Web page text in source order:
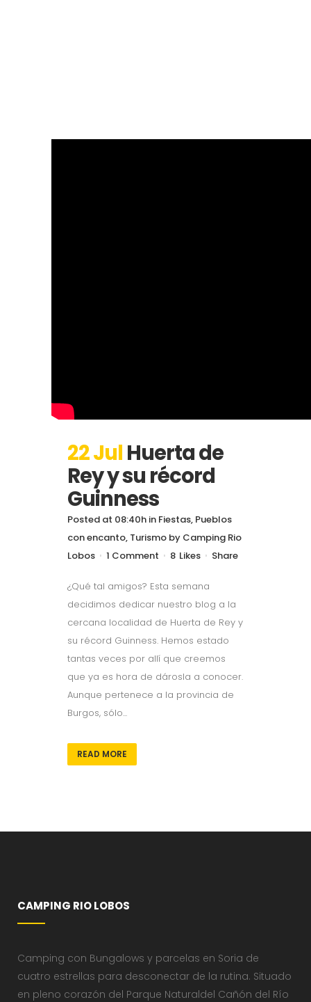
22 Jul Huerta de
Rey y su récord
Guinness
Posted at 08:40h in Fiestas, Pueblos
con encanto, Turismo by Camping Rio
Lobos
1 Comment 8 Likes Share
¿Qué tal amigos? Esta semana
decidimos dedicar nuestro blog a la
cercana localidad de Huerta de Rey y
su récord Guinness. Hemos estado
tantas veces por allí que creemos
que ya es hora de dárosla a conocer.
Aunque pertenece a la provincia de
Burgos, sólo...
READ MORE
CAMPING RIO LOBOS
Camping con Bungalows y parcelas en Soria de
cuatro estrellas para desconectar de la rutina. Situado
en pleno corazón del Parque Naturaldel Cañón del Río